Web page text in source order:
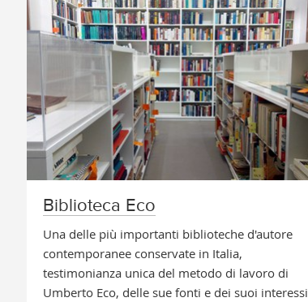
Biblioteca Eco
Una delle più importanti biblioteche d'autore
contemporanee conservate in Italia,
testimonianza unica del metodo di lavoro di
Umberto Eco, delle sue fonti e dei suoi interessi